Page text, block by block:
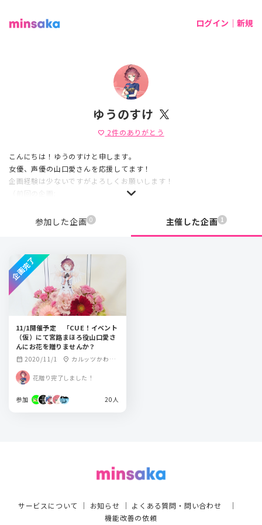
ログイン｜新規
ゆうのすけ
favorite 2件のありがとう
こんにちは！ゆうのすけと申します。
女優、声優の山口愛さんを応援してます！
企画経験は少ないですがよろしくお願いします！
参加した企画 0 主催した企画 1
11/1開催予定 「CUE！イベント
（仮）にて宮路まほろ役山口愛さ
んにお花を贈りませんか？
calendar_month 2020/11/1 location_on カルッツかわさ
花贈り完了しました！
参加 20人
企画完了
サービスについて ｜ お知らせ ｜ よくある質問・問い合わせ ｜
機能改善の依頼